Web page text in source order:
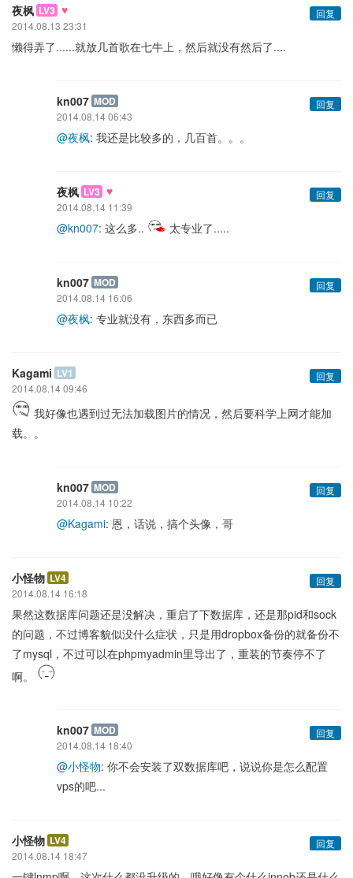
夜枫 LV3 ♥
回复
2014.08.13 23:31
懒得弄了......就放几首歌在七牛上，然后就没有然后了....
kn007 MOD
回复
2014.08.14 06:43
@夜枫: 我还是比较多的，几百首。。。
夜枫 LV3 ♥
回复
2014.08.14 11:39
@kn007: 这么多.. 太专业了.....
kn007 MOD
回复
2014.08.14 16:06
@夜枫: 专业就没有，东西多而已
Kagami LV1
回复
2014.08.14 09:46
我好像也遇到过无法加载图片的情况，然后要科学上网才能加
载。。
kn007 MOD
回复
2014.08.14 10:22
@Kagami: 恩，话说，搞个头像，哥
小怪物 LV4
回复
2014.08.14 16:18
果然这数据库问题还是没解决，重启了下数据库，还是那pid和sock
的问题，不过博客貌似没什么症状，只是用dropbox备份的就备份不
了mysql，不过可以在phpmyadmin里导出了，重装的节奏停不了
啊。
kn007 MOD
回复
2014.08.14 18:40
@小怪物: 你不会安装了双数据库吧，说说你是怎么配置
vps的吧...
小怪物 LV4
回复
2014.08.14 18:47